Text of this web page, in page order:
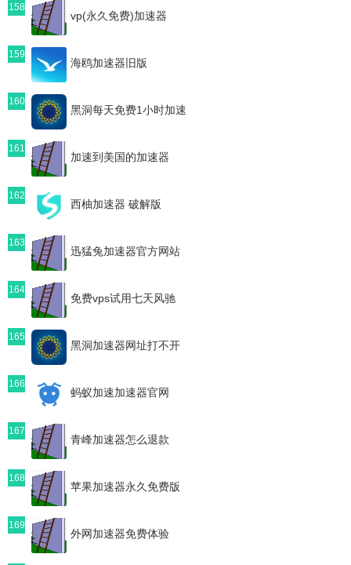
158
vp(永久免费)加速器
159
海鸥加速器旧版
160
黑洞每天免费1小时加速
161
加速到美国的加速器
162
西柚加速器 破解版
163
迅猛兔加速器官方网站
164
免费vps试用七天风驰
165
黑洞加速器网址打不开
166
蚂蚁加速加速器官网
167
青峰加速器怎么退款
168
苹果加速器永久免费版
169
外网加速器免费体验